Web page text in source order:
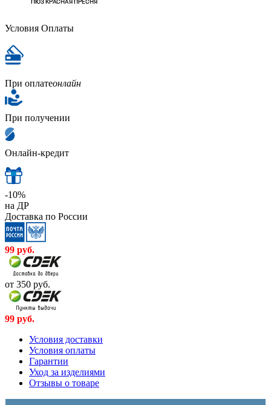
Условия Оплаты
При оплатеонлайн
При получении
Онлайн-кредит
-10%
на ДР
Доставка по России
99 руб.
от 350 руб.
99 руб.
Условия доставки
Условия оплаты
Гарантии
Уход за изделиями
Отзывы о товаре